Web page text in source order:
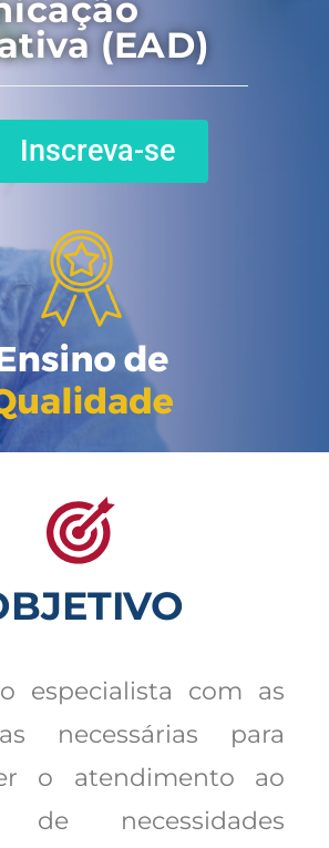
(EAD)
Inscreva-se
especialista com as
necessárias para
o atendimento ao
de necessidades